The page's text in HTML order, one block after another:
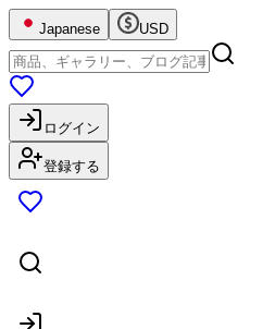
Japanese USD
ログイン
登録する